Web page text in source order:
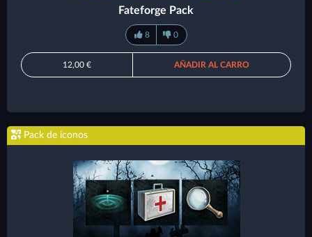
Fateforge Pack
8 0
12,00 € AÑADIR AL CARRO
Pack de iconos